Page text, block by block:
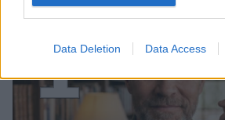
Data Deletion Data Access
1